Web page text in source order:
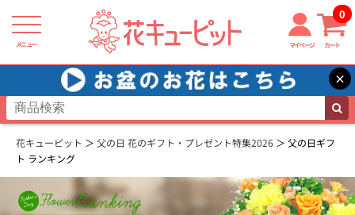
メニュー マイページ カート
0
×
花キューピット 父の日 花のギフト・プレゼント特集2026
父の日ギフ
ト ランキング